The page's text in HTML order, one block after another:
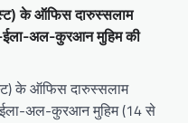
के ऑफिस दारुस्सलाम
ईला-अल-कुरआन मुहिम की
के ऑफिस दारुस्सलाम
ईला-अल-कुरआन मुहिम (14 से